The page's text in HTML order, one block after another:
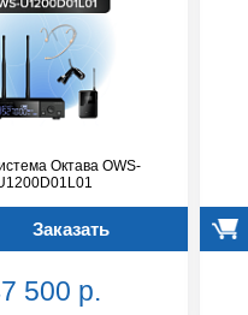
Октава OWS-
Заказать
500 р.